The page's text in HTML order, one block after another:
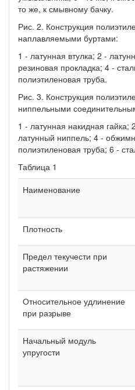
то же, к смывному бачку.
Рис. 2. Конструкция
наплавляемыми буртами:
1 - латунная втулка; 2 -
резиновая прокладка; 4 -
полиэтиленовая труба.
Рис. 3. Конструкция
ниппельными
1 - латунная накидная гайка;
латунный ниппель; 4 -
полиэтиленовая труба; 6 -
Таблица 1
Наименование
Плотность
Предел текучести при
растяжении
Относительное удлинение
при разрыве
Начальный модуль
упругости